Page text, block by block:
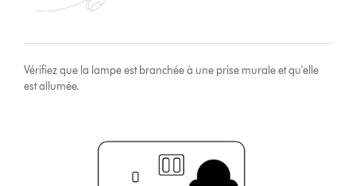
Vérifiez que la lampe est branchée à une prise murale et qu'elle
est allumée.